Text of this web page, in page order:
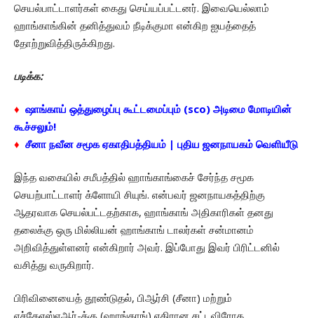
செயல்பாட்டாளர்கள் கைது செய்யப்பட்டனர். இவையெல்லாம்
ஹாங்காங்கின் தனித்துவம் நீடிக்குமா என்கிற ஐயத்தைத்
தோற்றுவித்திருக்கிறது.
படிக்க:
♦ ஷாங்காய் ஒத்துழைப்பு கூட்டமைப்பும் (sco) அடிமை மோடியின்
கூச்சலும்!
♦ சீனா நவீன சமூக ஏகாதிபத்தியம் | புதிய ஜனநாயகம் வெளியீடு
இந்த வகையில் சமீபத்தில் ஹாங்காங்கைச் சேர்ந்த சமூக
செயற்பாட்டாளர் க்ளோயி சியுங். என்பவர் ஜனநாயகத்திற்கு
ஆதரவாக செயல்பட்டதற்காக, ஹாங்காங் அதிகாரிகள் தனது
தலைக்கு ஒரு மில்லியன் ஹாங்காங் டாலர்கள் சன்மானம்
அறிவித்துள்ளனர் என்கிறார் அவர். இப்போது இவர் பிரிட்டனில்
வசித்து வருகிறார்.
பிரிவினையைத் தூண்டுதல், பிஆர்சி (சீனா) மற்றும்
எச்கேஎஸ்ஏஆர்-க்கு (ஹாங்காங்) எதிரான சட்டவிரோத